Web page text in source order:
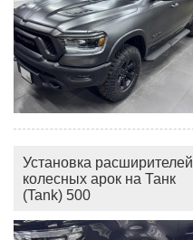
Установка расширителей
колесных арок на Танк
(Tank) 500